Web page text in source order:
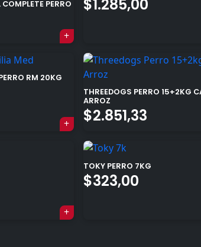
PERRO
$1.285,00
RM 20KG
THREEDOGS PERRO 15+2KG
ARROZ
$2.851,33
TOKY PERRO 7KG
$323,00
Tu carrito está